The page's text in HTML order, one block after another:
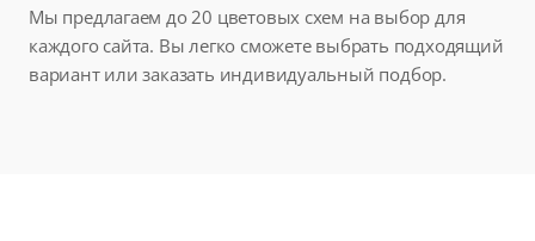
Мы предлагаем до 20 цветовых схем на выбор для
каждого сайта. Вы легко сможете выбрать подходящий
вариант или заказать индивидуальный подбор.